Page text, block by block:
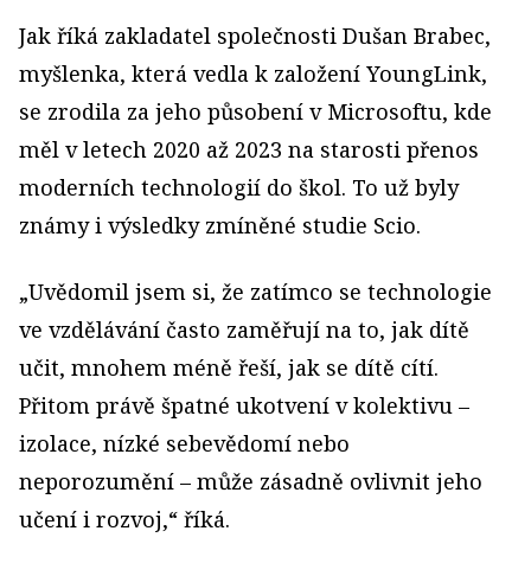
Jak říká zakladatel společnosti Dušan Brabec,
myšlenka, která vedla k založení YoungLink,
se zrodila za jeho působení v Microsoftu, kde
měl v letech 2020 až 2023 na starosti přenos
moderních technologií do škol. To už byly
známy i výsledky zmíněné studie Scio.
„Uvědomil jsem si, že zatímco se technologie
ve vzdělávání často zaměřují na to, jak dítě
učit, mnohem méně řeší, jak se dítě cítí.
Přitom právě špatné ukotvení v kolektivu –
izolace, nízké sebevědomí nebo
neporozumění – může zásadně ovlivnit jeho
učení i rozvoj,“ říká.